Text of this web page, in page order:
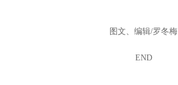
图文、编辑/罗冬梅
END